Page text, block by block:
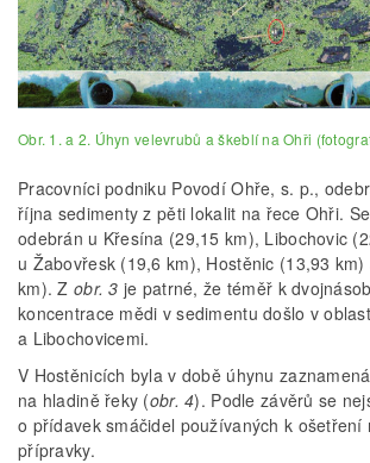
Obr. 1. a 2. Úhyn velevrubů a škeblí na Ohři
Pracovníci podniku Povodí Ohře, s. p.,
října sedimenty z pěti lokalit na řece Ohři.
odebrán u Křesína (29,15 km), Libochovic
u Žabovřesk (19,6 km), Hostěnic (13,93
km). Z obr. 3 je patrné, že téměř k
koncentrace mědi v sedimentu došlo v
a Libochovicemi.
V Hostěnicích byla v době úhynu
na hladině řeky (obr. 4). Podle závěrů se
o přídavek smáčidel používaných k ošetření
přípravky.